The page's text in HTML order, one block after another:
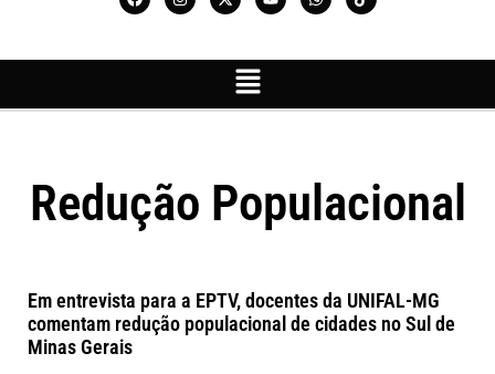
Redução Populacional
Em entrevista para a EPTV, docentes da UNIFAL-MG
comentam redução populacional de cidades no Sul de
Minas Gerais